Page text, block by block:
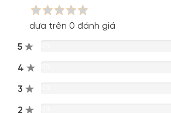
dựa trên 0 đánh giá
5
4
3
2